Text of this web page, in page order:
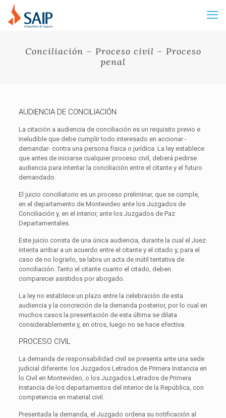
Conciliación – Proceso civil – Proceso
penal
AUDIENCIA DE CONCILIACIÓN
La citación a audiencia de conciliación es un requisito previo e
ineludible que debe cumplir todo interesado en accionar -
demandar- contra una persona física o jurídica. La ley establece
que antes de iniciarse cualquier proceso civil, deberá pedirse
audiencia para intentar la conciliación entre el citante y el futuro
demandado.
El juicio conciliatorio es un proceso preliminar, que se cumple,
en el departamento de Montevideo ante los Juzgados de
Conciliación y, en el interior, ante los Juzgados de Paz
Departamentales.
Este juicio consta de una única audiencia, durante la cual el Juez
intenta arribar a un acuerdo entre el citante y el citado y, para el
caso de no lograrlo, se labra un acta de inútil tentativa de
conciliación. Tanto el citante cuanto el citado, deben
comparecer asistidos por abogado.
La ley no establece un plazo entre la celebración de esta
audiencia y la concreción de la demanda posterior, por lo cual en
muchos casos la presentación de esta última se dilata
considerablemente y, en otros, luego no se hace efectiva.
PROCESO CIVIL
La demanda de responsabilidad civil se presenta ante una sede
judicial diferente: los Juzgados Letrados de Primera Instancia en
lo Civil en Montevideo, o los Juzgados Letrados de Primera
Instancia de los departamentos del interior de la República, con
competencia en material civil.
Presentada la demanda, el Juzgado ordena su notificación al